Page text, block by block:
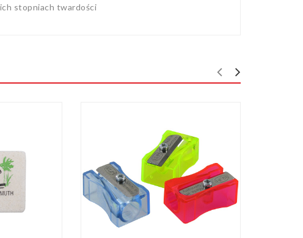
stopniach twardości